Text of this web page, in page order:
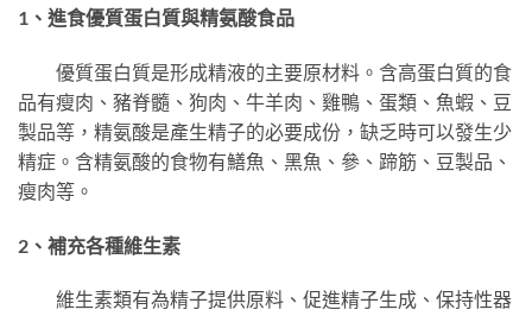
1、進食優質蛋白質與精氨酸食品
優質蛋白質是形成精液的主要原材料。含高蛋白質的食
品有瘦肉、豬脊髓、狗肉、牛羊肉、雞鴨、蛋類、魚蝦、豆
製品等，精氨酸是產生精子的必要成份，缺乏時可以發生少
精症。含精氨酸的食物有鱔魚、黑魚、參、蹄筋、豆製品、
瘦肉等。
2、補充各種維生素
維生素類有為精子提供原料、促進精子生成、保持性器